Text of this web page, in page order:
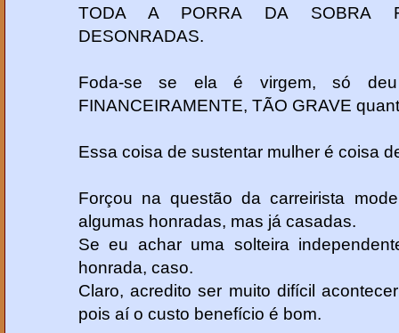
TODA A PORRA DA SOBRA
DESONRADAS.
Foda-se se ela é virgem, só
FINANCEIRAMENTE, TÃO GRAVE
Essa coisa de sustentar mulher é coisa
Forçou na questão da carreirista
algumas honradas, mas já casadas.
Se eu achar uma solteira
honrada, caso.
Claro, acredito ser muito difícil
pois aí o custo benefício é bom.